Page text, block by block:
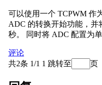
可以使用一个 TCPWM 作
ADC 的转换开始功能，并
秒。 同时将 ADC 配置为单
评论
共2条 1/1 1 跳转至 页